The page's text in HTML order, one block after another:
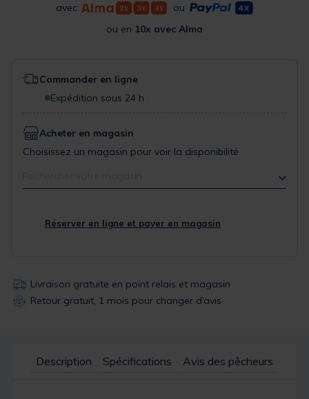
avec
ou
ou en 10x avec Alma
Commander en ligne
Expédition sous 24 h
Acheter en magasin
Choisissez un magasin pour voir la disponibilité
Réserver en ligne et payer en magasin
Livraison gratuite en point relais et magasin
Retour gratuit, 1 mois pour changer d’avis
Description Spécifications Avis des pêcheurs